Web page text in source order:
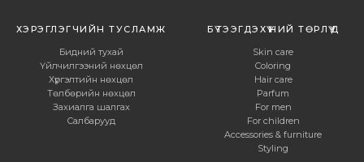
ХЭРЭГЛЭГЧИЙН ТУСЛАМЖ
Бидний тухай
Үйлчилгээний нөхцөл
Хүргэлтийн нөхцөл
Төлбөрийн нөхцөл
Захиалга шалгах
Салбарууд
БҮТЭЭГДЭХҮҮНИЙ ТӨРЛҮҮД
Skin care
Coloring
Hair care
Parfum
For men
For children
Accessories & furniture
Styling